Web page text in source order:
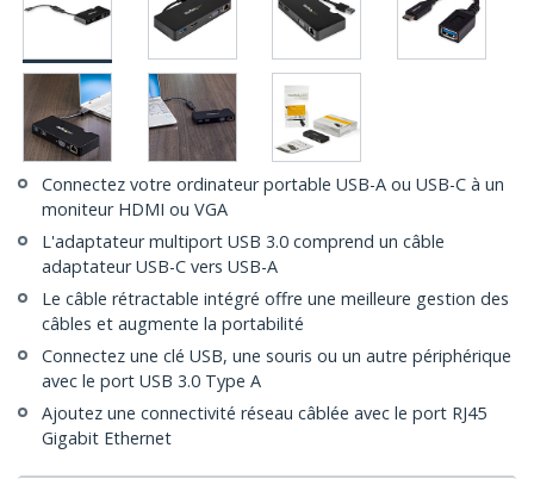
Connectez votre ordinateur portable USB-A ou USB-C à un
moniteur HDMI ou VGA
L'adaptateur multiport USB 3.0 comprend un câble
adaptateur USB-C vers USB-A
Le câble rétractable intégré offre une meilleure gestion des
câbles et augmente la portabilité
Connectez une clé USB, une souris ou un autre périphérique
avec le port USB 3.0 Type A
Ajoutez une connectivité réseau câblée avec le port RJ45
Gigabit Ethernet